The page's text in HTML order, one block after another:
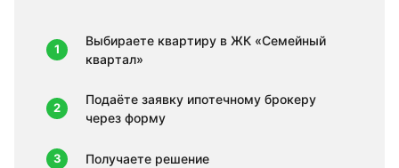
1
Выбираете квартиру в ЖК «Семейный
квартал»
2
Подаёте заявку ипотечному брокеру
через форму
3 Получаете решение